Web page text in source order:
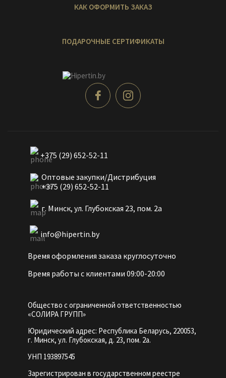
КАК ОФОРМИТЬ ЗАКАЗ
ПОДАРОЧНЫЕ СЕРТИФИКАТЫ
Общество с ограниченной ответственностью
«СОЛИРА ГРУПП»
Юридический адрес: Республика Беларусь, 220053,
г. Минск, ул. Глубокская, д. 23, пом. 2а.
УНП 193897545
Зарегистрирован в государственном реестре
+375 (29) 652-52-11
Оптовые закупки/Дистрибуция
+375 (29) 652-52-11
г. Минск, ул. Глубокская 23, пом. 2а
info@hipertin.by
Время оформления заказа круглосуточно
Время работы с клиентами 09:00-20:00